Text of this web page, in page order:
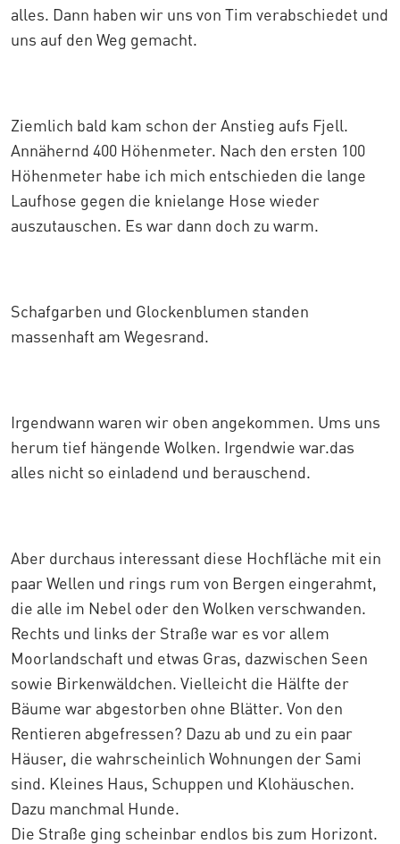
alles. Dann haben wir uns von Tim verabschiedet und
uns auf den Weg gemacht.
Ziemlich bald kam schon der Anstieg aufs Fjell.
Annähernd 400 Höhenmeter. Nach den ersten 100
Höhenmeter habe ich mich entschieden die lange
Laufhose gegen die knielange Hose wieder
auszutauschen. Es war dann doch zu warm.
Schafgarben und Glockenblumen standen
massenhaft am Wegesrand.
Irgendwann waren wir oben angekommen. Ums uns
herum tief hängende Wolken. Irgendwie war.das
alles nicht so einladend und berauschend.
Aber durchaus interessant diese Hochfläche mit ein
paar Wellen und rings rum von Bergen eingerahmt,
die alle im Nebel oder den Wolken verschwanden.
Rechts und links der Straße war es vor allem
Moorlandschaft und etwas Gras, dazwischen Seen
sowie Birkenwäldchen. Vielleicht die Hälfte der
Bäume war abgestorben ohne Blätter. Von den
Rentieren abgefressen? Dazu ab und zu ein paar
Häuser, die wahrscheinlich Wohnungen der Sami
sind. Kleines Haus, Schuppen und Klohäuschen.
Dazu manchmal Hunde.
Die Straße ging scheinbar endlos bis zum Horizont.